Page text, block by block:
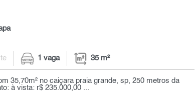
1 vaga 35 m²
35,70m² no caiçara praia grande, sp, 250 metros da
à vista: r$ 235.000,00 ...